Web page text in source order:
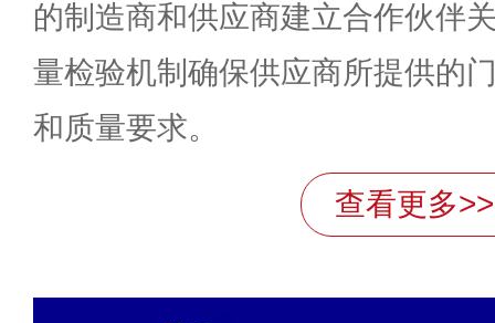
的制造商和供应商建立合作伙伴
量检验机制确保供应商所提供的
和质量要求。
查看更多>>